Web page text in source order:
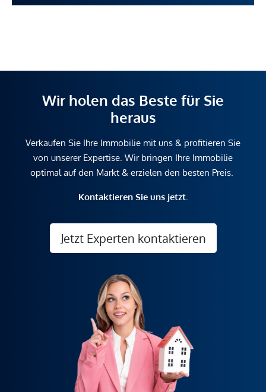
Wir holen das Beste für Sie
heraus
Verkaufen Sie Ihre Immobilie mit uns & profitieren Sie
von unserer Expertise. Wir bringen Ihre Immobilie
optimal auf den Markt & erzielen den besten Preis.
Kontaktieren Sie uns jetzt.
Jetzt Experten kontaktieren